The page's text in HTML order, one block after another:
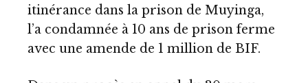
itinérance dans la prison de Muyinga,
l’a condamnée à 10 ans de prison ferme
avec une amende de 1 million de BIF.